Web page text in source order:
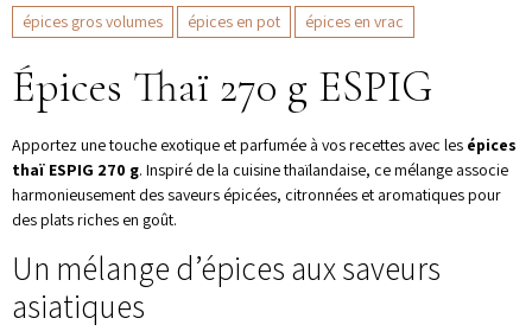
épices gros volumes épices en pot épices en vrac
Épices Thaï 270 g ESPIG
Apportez une touche exotique et parfumée à vos recettes avec les épices
thaï ESPIG 270 g. Inspiré de la cuisine thaïlandaise, ce mélange associe
harmonieusement des saveurs épicées, citronnées et aromatiques pour
des plats riches en goût.
Un mélange d’épices aux saveurs
asiatiques